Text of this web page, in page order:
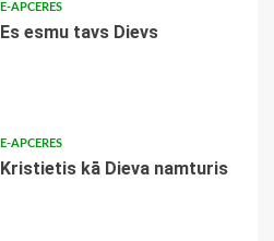
E-APCERES
Es esmu tavs Dievs
E-APCERES
Kristietis kā Dieva namturis